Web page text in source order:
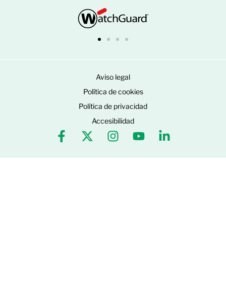
Aviso legal
Política de cookies
Política de privacidad
Accesibilidad